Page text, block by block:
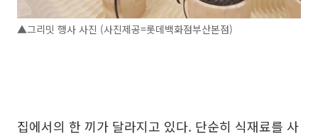
▲그리밋 행사 사진 (사진제공=롯데백화점부산본점)
집에서의 한 끼가 달라지고 있다. 단순히 식재료를 사